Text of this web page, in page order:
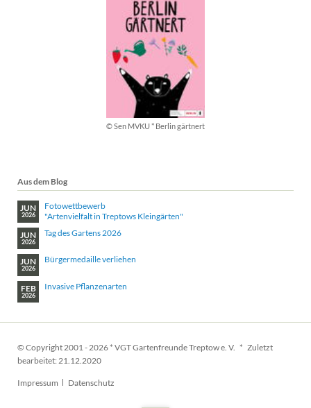
© Sen MVKU * Berlin gärtnert
Aus dem Blog
JUN
2026
Fotowettbewerb
"Artenvielfalt in Treptows Kleingärten"
JUN
2026
Tag des Gartens 2026
JUN
2026
Bürgermedaille verliehen
FEB
2026
Invasive Pflanzenarten
© Copyright 2001 - 2026 * VGT Gartenfreunde Treptow e. V. * Zuletzt
bearbeitet: 21.12.2020
Navigation
Impressum Datenschutz